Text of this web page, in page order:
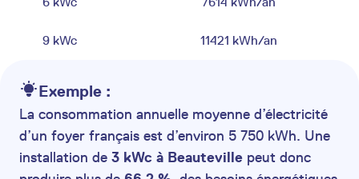
9 kWc 11421 kWh/an
Exemple :
La consommation annuelle moyenne d’électricité
d’un foyer français est d’environ 5 750 kWh. Une
installation de 3 kWc à Beauteville peut donc